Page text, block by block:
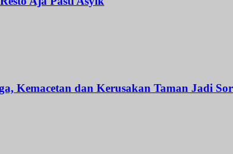
Kemacetan dan Kerusakan Taman Jadi